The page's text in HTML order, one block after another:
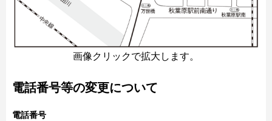
画像クリックで拡大します。
電話番号等の変更について
電話番号